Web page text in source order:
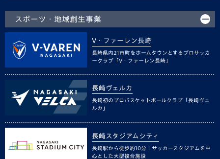
スポーツ・地域創生事業
V・ファーレン長崎
長崎県内21市町をホームタウンとするプロサッカ
ークラブ「V・ファーレン長崎」
長崎ヴェルカ
長崎初のプロバスケットボールクラブ「長崎ヴェ
ルカ」
長崎スタジアムシティ
長崎駅から徒歩約10分！サッカースタジアムを中
心とした大型複合施設